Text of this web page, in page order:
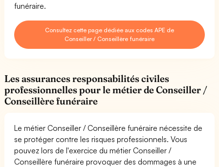
funéraire.
Consultez cette page dédiée aux codes APE de
Conseiller / Conseillère funéraire
Les assurances responsabilités civiles
professionnelles pour le métier de Conseiller /
Conseillère funéraire
Le métier Conseiller / Conseillère funéraire nécessite de
se protéger contre les risques professionnels. Vous
pouvez lors de l'exercice du métier Conseiller /
Conseillère funéraire provoquer des dommages à une